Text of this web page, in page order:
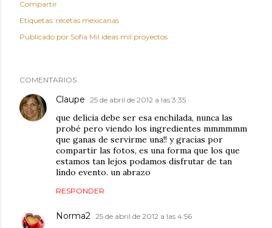
Compartir
Etiquetas: recetas mexicanas
Publicado por Sofía Mil ideas mil proyectos
COMENTARIOS
Claupe 25 de abril de 2012 a las 3:35
que delicia debe ser esa enchilada, nunca las
probé pero viendo los ingredientes mmmmmm
que ganas de servirme una!! y gracias por
compartir las fotos, es una forma que los que
estamos tan lejos podamos disfrutar de tan
lindo evento. un abrazo
RESPONDER
Norma2 25 de abril de 2012 a las 4:56